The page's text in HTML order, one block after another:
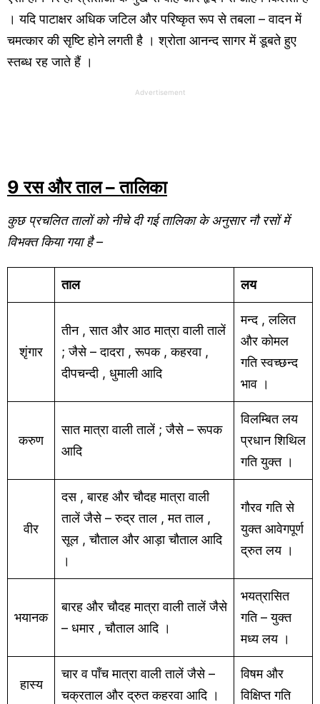
। यदि पाटाक्षर अधिक जटिल और परिष्कृत रूप से तबला – वादन में
चमत्कार की सृष्टि होने लगती है । श्रोता आनन्द सागर में डूबते हुए
स्तब्ध रह जाते हैं ।
Advertisement
9 रस और ताल – तालिका
कुछ प्रचलित तालों को नीचे दी गई तालिका के अनुसार नौ रसों में
विभक्त किया गया है –
ताल लय
शृंगार
तीन , सात और आठ मात्रा वाली तालें
; जैसे – दादरा , रूपक , कहरवा ,
दीपचन्दी , धुमाली आदि
मन्द , ललित
और कोमल
गति स्वच्छन्द
भाव ।
करुण
सात मात्रा वाली तालें ; जैसे – रूपक
आदि
विलम्बित लय
प्रधान शिथिल
गति युक्त ।
वीर
दस , बारह और चौदह मात्रा वाली
तालें जैसे – रुद्र ताल , मत ताल ,
सूल , चौताल और आड़ा चौताल आदि
।
गौरव गति से
युक्त आवेगपूर्ण
द्रुत लय ।
भयानक
बारह और चौदह मात्रा वाली तालें जैसे
– धमार , चौताल आदि ।
भयत्रासित
गति – युक्त
मध्य लय ।
हास्य
चार व पाँच मात्रा वाली तालें जैसे –
चक्रताल और द्रुत कहरवा आदि ।
विषम और
विक्षिप्त गति